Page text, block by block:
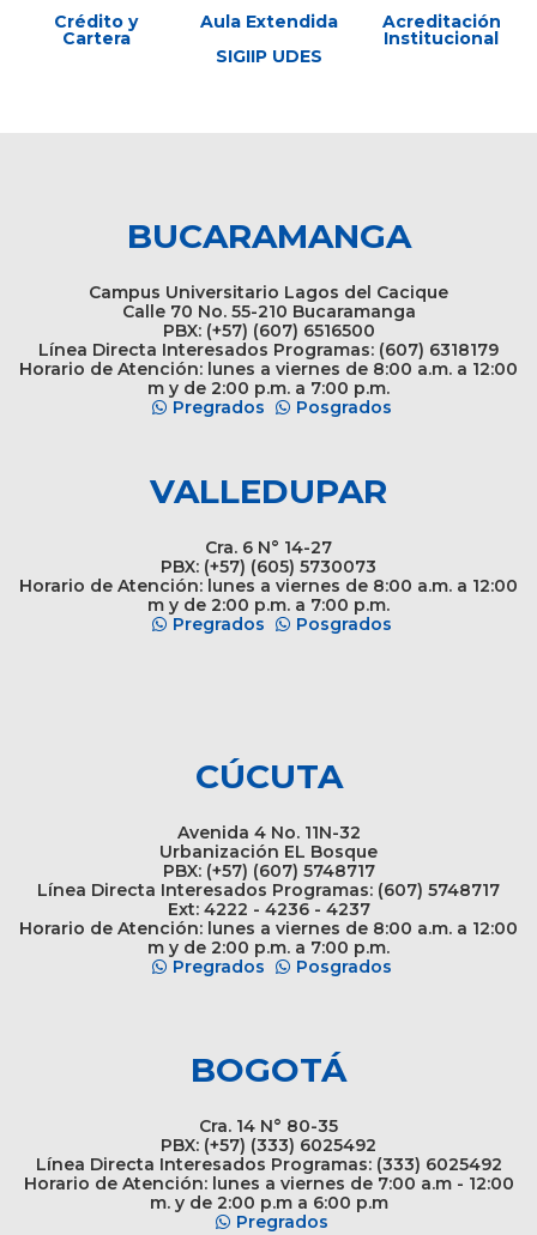
Crédito y
Cartera
Aula Extendida
SIGIIP UDES
Acreditación
Institucional
BUCARAMANGA
Campus Universitario Lagos del Cacique
Calle 70 No. 55-210 Bucaramanga
PBX: (+57) (607) 6516500
Línea Directa Interesados Programas: (607) 6318179
Horario de Atención: lunes a viernes de 8:00 a.m. a 12:00
m y de 2:00 p.m. a 7:00 p.m.
Pregrados
Posgrados
VALLEDUPAR
Cra. 6 N° 14-27
PBX: (+57) (605) 5730073
Horario de Atención: lunes a viernes de 8:00 a.m. a 12:00
m y de 2:00 p.m. a 7:00 p.m.
Pregrados
Posgrados
CÚCUTA
Avenida 4 No. 11N-32
Urbanización EL Bosque
PBX: (+57) (607) 5748717
Línea Directa Interesados Programas: (607) 5748717
Ext: 4222 - 4236 - 4237
Horario de Atención: lunes a viernes de 8:00 a.m. a 12:00
m y de 2:00 p.m. a 7:00 p.m.
Pregrados
Posgrados
BOGOTÁ
Cra. 14 N° 80-35
PBX: (+57) (333) 6025492
Línea Directa Interesados Programas: (333) 6025492
Horario de Atención: lunes a viernes de 7:00 a.m - 12:00
m. y de 2:00 p.m a 6:00 p.m
Pregrados